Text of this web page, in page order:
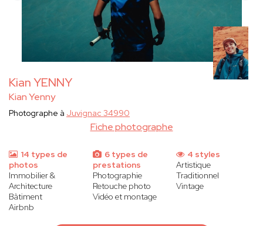
Kian YENNY
Kian Yenny
Fiche photographe
Photographe à Juvignac 34990
14 types de
photos
Immobilier &
Architecture
Bâtiment
Airbnb
6 types de
prestations
Photographie
Retouche photo
Vidéo et montage
4 styles
Artistique
Traditionnel
Vintage